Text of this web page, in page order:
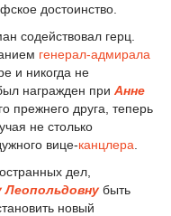
достоинство.
содействовал герц.
генерал-адмирала
и никогда не
награжден при Анне
прежнего друга, теперь
не столько
вице-канцлера
дел,
Леопольдовну быть
новый